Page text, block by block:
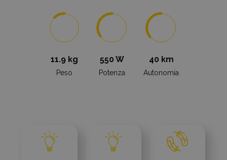
11.9 kg
Peso
550 W
Potenza
40 km
Autonomia